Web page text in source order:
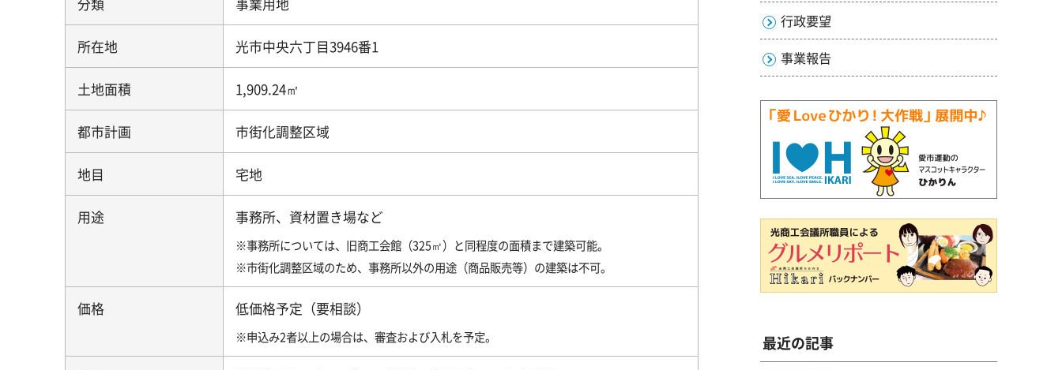
所在地 光市中央六丁目3946番1
土地面積 1,909.24㎡
都市計画 市街化調整区域
地目 宅地
用途 事務所、資材置き場など
※事務所については、旧商工会館（325㎡）と同程度の面積まで建築可能。
※市街化調整区域のため、事務所以外の用途（商品販売等）の建築は不可。
価格 低価格予定（要相談）
※申込み2者以上の場合は、審査および入札を予定。
行政要望
事業報告
最近の記事